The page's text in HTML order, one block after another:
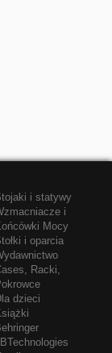
i statywy
i
Mocy
i oparcia
Racki,
dzieci